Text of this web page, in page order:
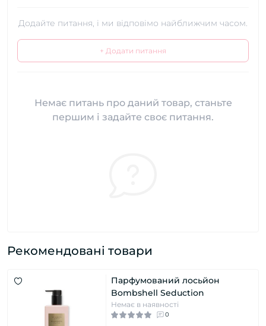
Додайте питання, і ми відповімо найближчим часом.
+ Додати питання
Немає питань про даний товар, станьте
першим і задайте своє питання.
Рекомендовані товари
Парфумований лосьйон
Bombshell Seduction
Немає в наявності
0